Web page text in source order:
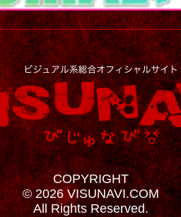
COPYRIGHT
© 2026 VISUNAVI.COM
All Rights Reserved.